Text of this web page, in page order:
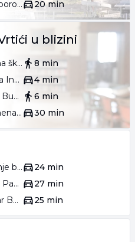
Ambar sa kotobanjom porodice Lepšanović
20 min
u blizini
Osnovna škola (Osnovna škola Dušan Jerković)
8 min
Srednja škola (Gimnazija Inđija)
4 min
Vrtić (Dečiji vrtić Boško Buha)
6 min
Fakultet (Fakultet za menadžment FAM)
30 min
Bolnica (Klinika za lečenje bolesti zavisnosti MedTim)
24 min
Klinika (Poliklinika Nova Pazova)
27 min
Teretana (Fitness centar Beogym)
25 min